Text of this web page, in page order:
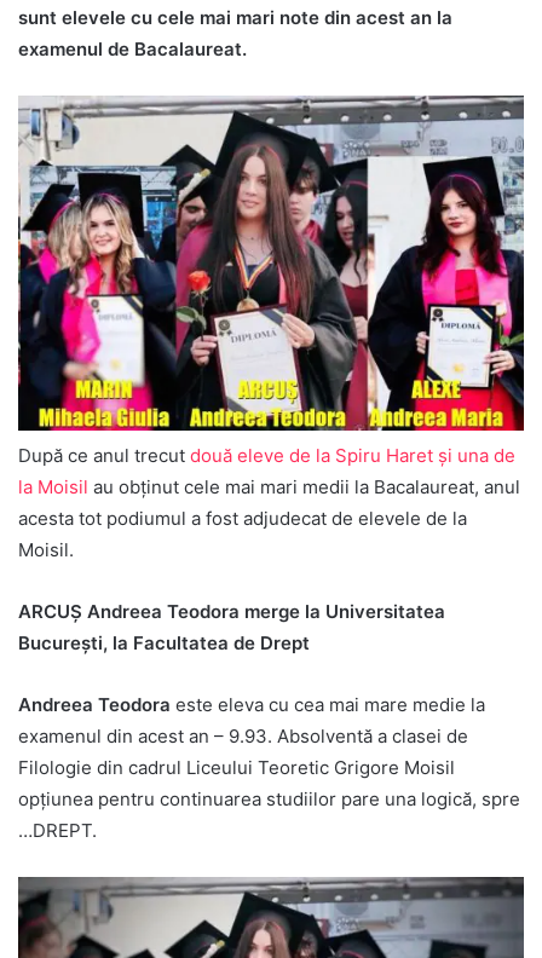
sunt elevele cu cele mai mari note din acest an la
examenul de Bacalaureat.
După ce anul trecut două eleve de la Spiru Haret și una de
la Moisil au obținut cele mai mari medii la Bacalaureat, anul
acesta tot podiumul a fost adjudecat de elevele de la
Moisil.
ARCUȘ Andreea Teodora merge la Universitatea
București, la Facultatea de Drept
Andreea Teodora este eleva cu cea mai mare medie la
examenul din acest an – 9.93. Absolventă a clasei de
Filologie din cadrul Liceului Teoretic Grigore Moisil
opțiunea pentru continuarea studiilor pare una logică, spre
…DREPT.